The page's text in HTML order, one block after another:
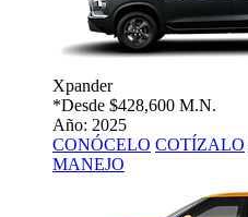
Xpander
*Desde $428,600 M.N.
Año: 2025
CONÓCELO COTÍZALO
MANEJO